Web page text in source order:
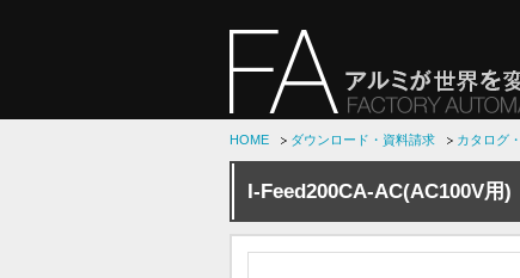
HOME ダウンロード・資料請求 カタログ
I-Feed200CA-AC(AC100V用)